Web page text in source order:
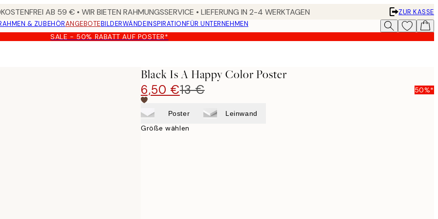
AB 59 € • WIR BIETEN RAHMUNGSSERVICE • LIEFERUNG IN 2-4 WERKTAGEN
ZUR KASSE
& ZUBEHÖRANGEBOTEBILDERWÄNDEINSPIRATIONFÜR UNTERNEHMEN
SALE - 50% RABATT AUF POSTER*
Black Is A Happy Color Poster
6,50 €13 € 50%*
Poster Leinwand
Größe wählen